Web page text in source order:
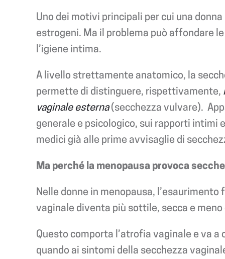
Uno dei motivi principali per cui una
estrogeni. Ma il problema può affondare
l’igiene intima.
A livello strettamente anatomico, la
permette di distinguere, rispettivamente,
vaginale esterna(secchezza vulvare).
generale e psicologico, sui rapporti intimi
medici già alle prime avvisaglie di
Ma perché la menopausa provoca
Nelle donne in menopausa,
vaginale diventa più sottile, secca e
Questo comporta l’atrofia vaginale e va
quando ai sintomi della secchezza